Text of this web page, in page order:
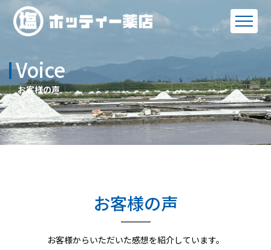
Voice
お客様の声
お客様の声
お客様からいただいた感想を紹介しています。